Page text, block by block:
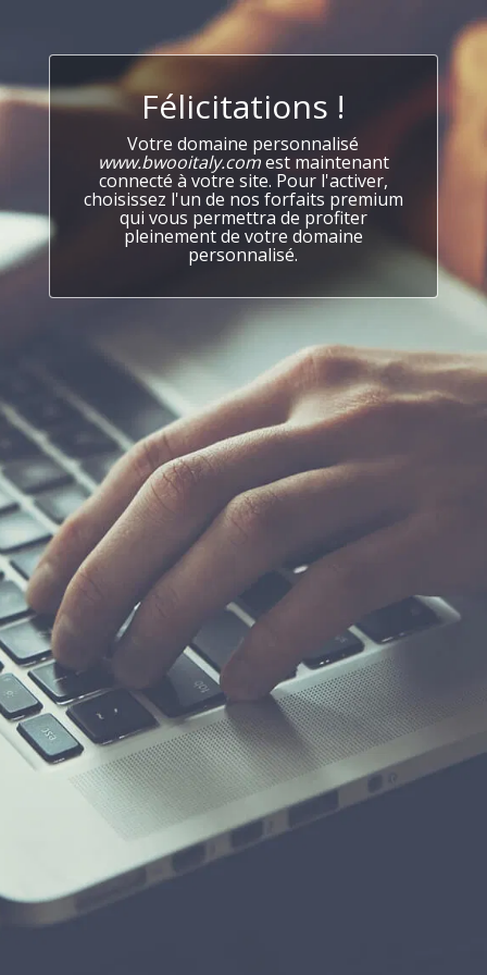
Félicitations !
Votre domaine personnalisé
www.bwooitaly.comest maintenant
connecté à votre site. Pour l'activer,
choisissez l'un de nos forfaits premium
qui vous permettra de profiter
pleinement de votre domaine
personnalisé.